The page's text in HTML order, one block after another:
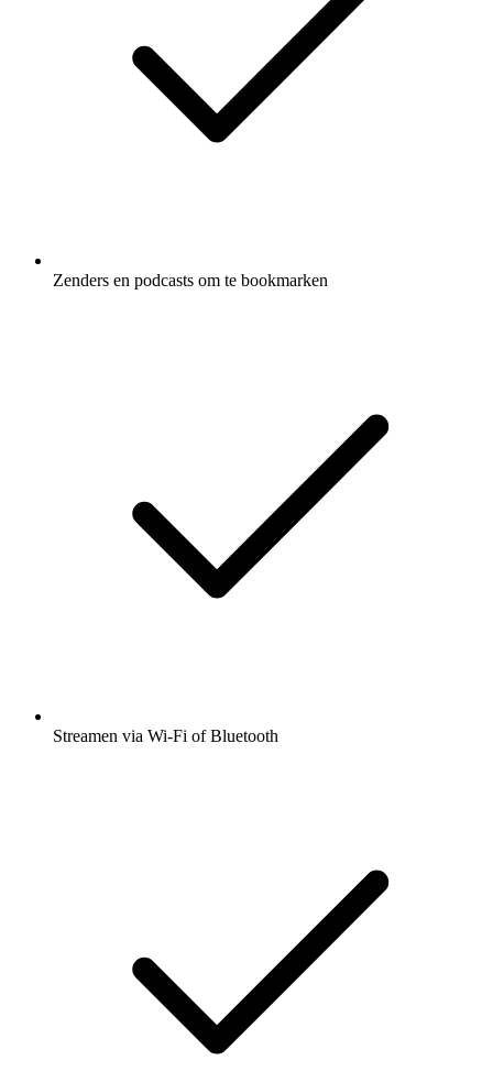
Zenders en podcasts om te bookmarken
Streamen via Wi-Fi of Bluetooth